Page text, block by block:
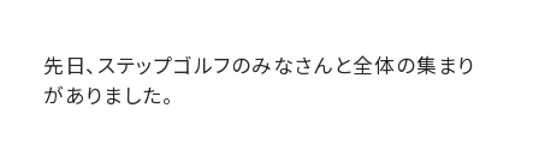
先日、ステップゴルフのみなさんと全体の集まり
がありました。